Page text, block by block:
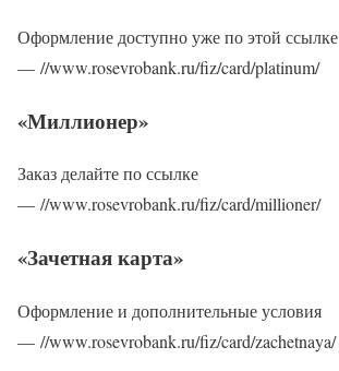
Оформление доступно уже по этой ссылке
— //www.rosevrobank.ru/fiz/card/platinum/
«Миллионер»
Заказ делайте по ссылке
— //www.rosevrobank.ru/fiz/card/millioner/
«Зачетная карта»
Оформление и дополнительные условия
— //www.rosevrobank.ru/fiz/card/zachetnaya/